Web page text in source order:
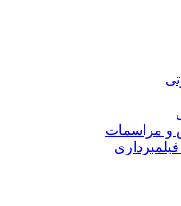
و مراسمات